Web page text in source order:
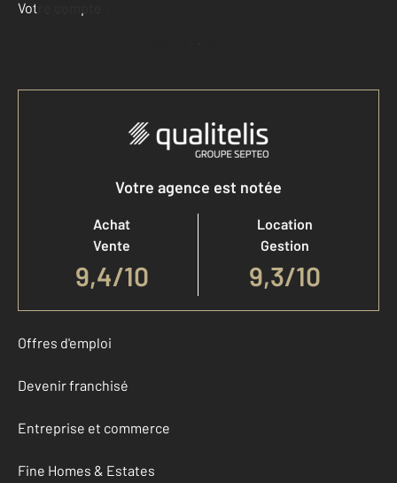
Votre compte :
Accéder à mon compte
Votre agence est notée
Achat
Vente
9,4/10
Location
Gestion
9,3/10
Offres d'emploi
Devenir franchisé
Entreprise et commerce
Fine Homes & Estates